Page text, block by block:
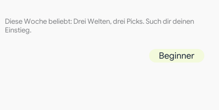
Diese Woche beliebt: Drei Welten, drei Picks. Such dir deinen
Einstieg.
Beginner